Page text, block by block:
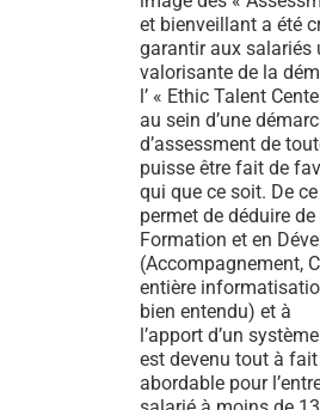
et bienveillant a été
garantir aux salariés
valorisante de la
l’ « Ethic Talent
au sein d’une
d’assessment de
puisse être fait de
qui que ce soit. De
permet de déduire
Formation et en
(Accompagnement,
entière
bien entendu) et à
l’apport d’un
est devenu tout à fait
abordable pour